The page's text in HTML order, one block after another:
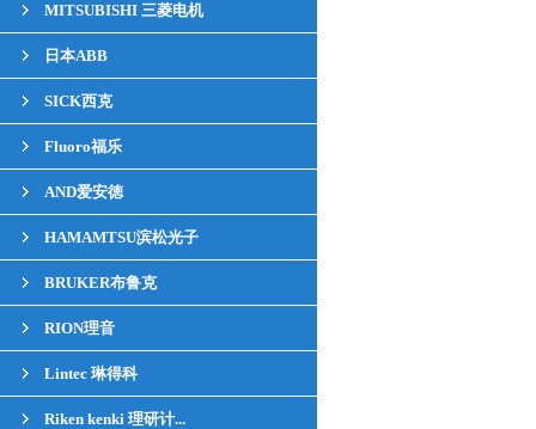
MITSUBISHI 三菱电机
日本ABB
SICK西克
Fluoro福乐
AND爱安徳
HAMAMTSU滨松光子
BRUKER布鲁克
RION理音
Lintec 琳得科
Riken kenki 理研计...